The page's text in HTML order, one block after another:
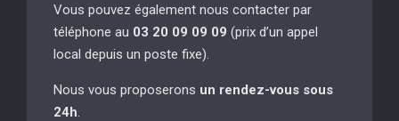
Vous pouvez également nous contacter par
téléphone au 03 20 09 09 09 (prix d’un appel
local depuis un poste fixe).
Nous vous proposerons un rendez-vous sous
24h